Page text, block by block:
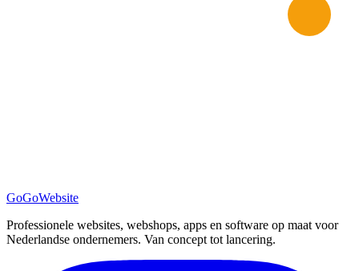
GoGoWebsite
Professionele websites, webshops, apps en software op maat voor
Nederlandse ondernemers. Van concept tot lancering.